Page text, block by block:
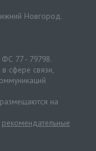
Новгород.
77 - 79798.
сфере связи,
на
рекомендательные